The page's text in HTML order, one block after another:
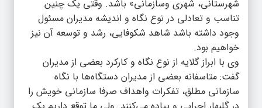
شهرستانی، شهری وسازمانی» باشد. وقتی یک چنین
تناسب و تعادلی در نوع نگاه و اندیشه مدیران مسئول
وجود داشته باشد شاهد شکوفایی، رشد و توسعه آن نیز
خواهیم بود.
وی با ابراز گلایه از نوع نگاه و کارکرد بعضی از مدیران
گفت: متاسفانه بعضی از مدیران دستگاه‌ها با نگاه
سازمانی مطلق، تفکرات واهداف صرفا سازمانی خویش را